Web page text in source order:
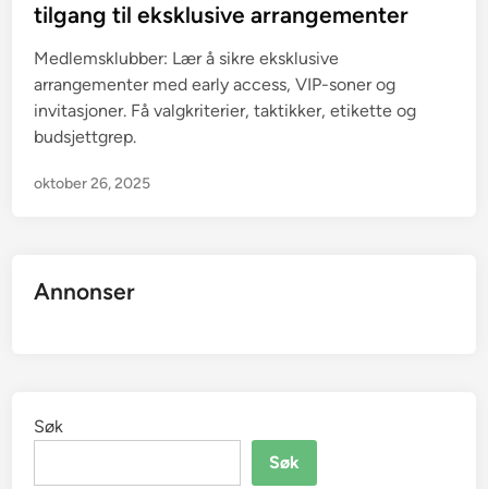
t
d
i
n
tilgang til eksklusive arrangementer
Medlemsklubber: Lær å sikre eksklusive
arrangementer med early access, VIP-soner og
invitasjoner. Få valgkriterier, taktikker, etikette og
budsjettgrep.
oktober 26, 2025
Annonser
Søk
Søk